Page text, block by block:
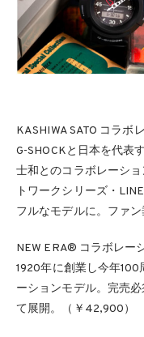
KASHIWA SATO コラボ
G-SHOCKと⽇本を代表
⼠和とのコラボレーシ
トワークシリーズ・
フルなモデルに。ファ
NEW ERA® コラボレー
1920年に創業し今年
ーションモデル。完売
て展開。（￥42,900）